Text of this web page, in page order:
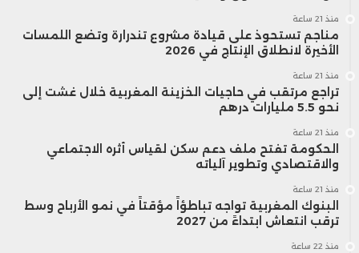
منذ 21 ساعة
مناجم تستحوذ على قيادة مشروع تندرارة وتضع اللمسات
الأخيرة لانطلاق الإنتاج في 2026
منذ 21 ساعة
تراجع مرتقب في حاجيات الخزينة المغربية خلال غشت إلى
نحو 5.5 مليارات درهم
منذ 21 ساعة
الحكومة تفتح ملف دعم سكن لقياس أثره الاجتماعي
والاقتصادي وتطوير آلياته
منذ 21 ساعة
البنوك المغربية تواجه تباطؤاً مؤقتاً في نمو الأرباح وسط
ترقب انتعاش ابتداءً من 2027
منذ 22 ساعة